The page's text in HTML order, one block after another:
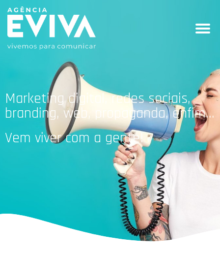
Marketing digital, redes sociais,
branding, web, propaganda, enfim...
Vem viver com a gente!